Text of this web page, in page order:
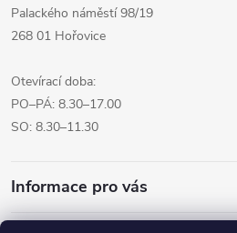
Palackého náměstí 98/19
268 01 Hořovice
Otevírací doba:
PO–PÁ: 8.30–17.00
SO: 8.30–11.30
Informace pro vás